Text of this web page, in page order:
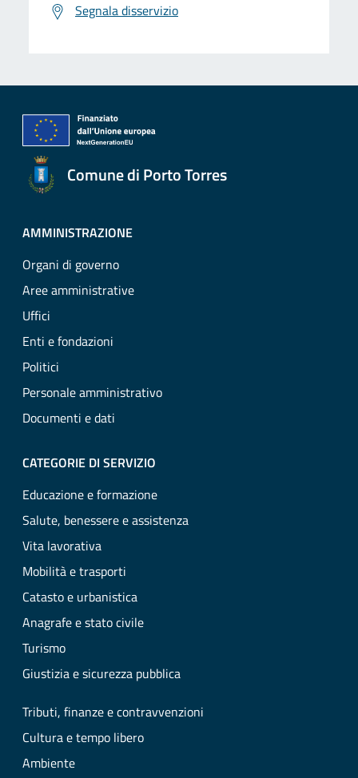
Segnala disservizio
Comune di Porto Torres
AMMINISTRAZIONE
Organi di governo
Aree amministrative
Uffici
Enti e fondazioni
Politici
Personale amministrativo
Documenti e dati
CATEGORIE DI SERVIZIO
Educazione e formazione
Salute, benessere e assistenza
Vita lavorativa
Mobilità e trasporti
Catasto e urbanistica
Anagrafe e stato civile
Turismo
Giustizia e sicurezza pubblica
Tributi, finanze e contravvenzioni
Cultura e tempo libero
Ambiente